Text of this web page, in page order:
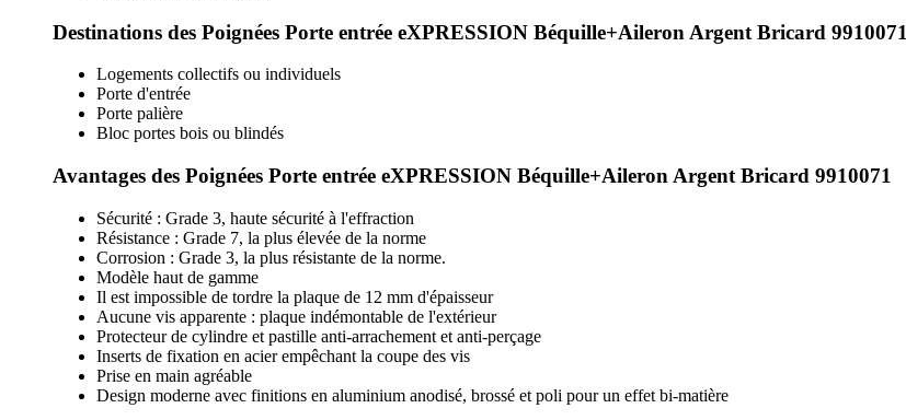
Destinations des Poignées Porte entrée eXPRESSION Béquille+Aileron Argent Bricard 9910071
Logements collectifs ou individuels
Porte d'entrée
Porte palière
Bloc portes bois ou blindés
Avantages des Poignées Porte entrée eXPRESSION Béquille+Aileron Argent Bricard 9910071
Sécurité : Grade 3, haute sécurité à l'effraction
Résistance : Grade 7, la plus élevée de la norme
Corrosion : Grade 3, la plus résistante de la norme.
Modèle haut de gamme
Il est impossible de tordre la plaque de 12 mm d'épaisseur
Aucune vis apparente : plaque indémontable de l'extérieur
Protecteur de cylindre et pastille anti-arrachement et anti-perçage
Inserts de fixation en acier empêchant la coupe des vis
Prise en main agréable
Design moderne avec finitions en aluminium anodisé, brossé et poli pour un effet bi-matière